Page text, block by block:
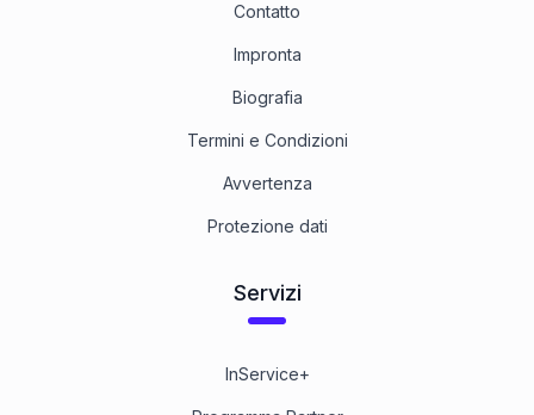
Contatto
Impronta
Biografia
Termini e Condizioni
Avvertenza
Protezione dati
Servizi
InService+